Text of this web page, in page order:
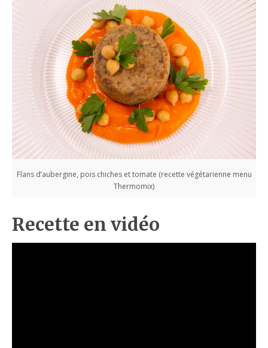
Flans d’aubergine, pois chiches et tomate (recette végétarienne menu
Thermomix)
Recette en vidéo